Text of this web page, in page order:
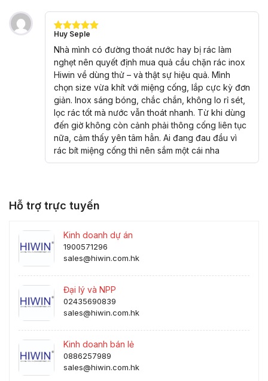
Được xếp
hạng
55
sao
Huy Seple
Nhà mình có đường thoát nước hay bị rác làm
nghẹt nên quyết định mua quả cầu chặn rác inox
Hiwin về dùng thử – và thật sự hiệu quả. Mình
chọn size vừa khít với miệng cống, lắp cực kỳ đơn
giản. Inox sáng bóng, chắc chắn, không lo rỉ sét,
lọc rác tốt mà nước vẫn thoát nhanh. Từ khi dùng
đến giờ không còn cảnh phải thông cống liên tục
nữa, cảm thấy yên tâm hẳn. Ai đang đau đầu vì
rác bít miệng cống thì nên sắm một cái nha
Hỗ trợ trực tuyến
Kinh doanh dự án
1900571296
sales@hiwin.com.hk
Đại lý và NPP
02435690839
sales@hiwin.com.hk
Kinh doanh bán lẻ
0886257989
sales@hiwin.com.hk